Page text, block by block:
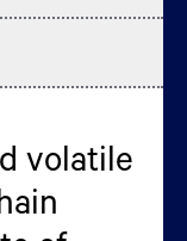
volatile
for
for the